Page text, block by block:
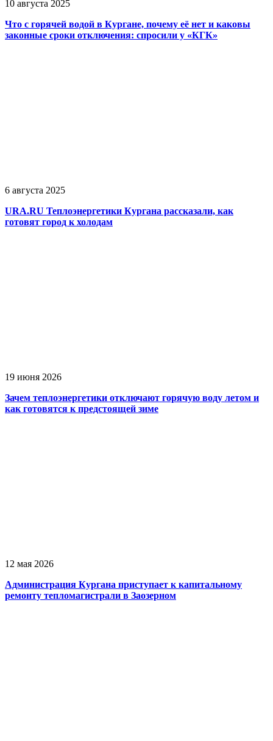
10 августа 2025
Что с горячей водой в Кургане, почему её нет и каковы
законные сроки отключения: спросили у «КГК»
6 августа 2025
URA.RU Теплоэнергетики Кургана рассказали, как
готовят город к холодам
19 июня 2026
Зачем теплоэнергетики отключают горячую воду летом и
как готовятся к предстоящей зиме
12 мая 2026
Администрация Кургана приступает к капитальному
ремонту тепломагистрали в Заозерном